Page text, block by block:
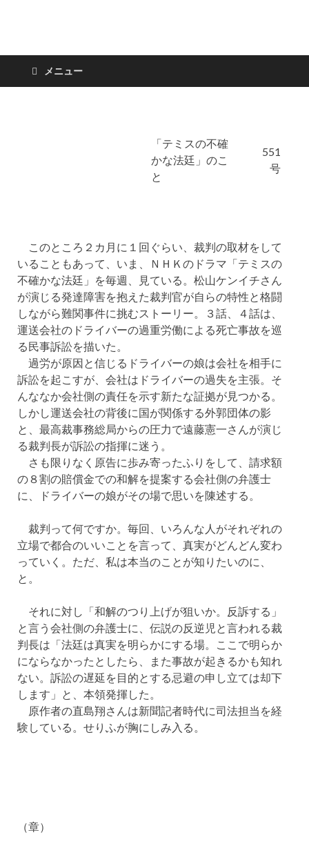
日々の新聞
メニュー
「テミスの不確
かな法廷」のこ
と
551
号
このところ２カ月に１回ぐらい、裁判の取材をして
いることもあって、いま、ＮＨＫのドラマ「テミスの
不確かな法廷」を毎週、見ている。松山ケンイチさん
が演じる発達障害を抱えた裁判官が自らの特性と格闘
しながら難関事件に挑むストーリー。３話、４話は、
運送会社のドライバーの過重労働による死亡事故を巡
る民事訴訟を描いた。
過労が原因と信じるドライバーの娘は会社を相手に
訴訟を起こすが、会社はドライバーの過失を主張。そ
んななか会社側の責任を示す新たな証拠が見つかる。
しかし運送会社の背後に国が関係する外郭団体の影
と、最高裁事務総局からの圧力で遠藤憲一さんが演じ
る裁判長が訴訟の指揮に迷う。
さも限りなく原告に歩み寄ったふりをして、請求額
の８割の賠償金での和解を提案する会社側の弁護士
に、ドライバーの娘がその場で思いを陳述する。
裁判って何ですか。毎回、いろんな人がそれぞれの
立場で都合のいいことを言って、真実がどんどん変わ
っていく。ただ、私は本当のことが知りたいのに、
と。
それに対し「和解のつり上げが狙いか。反訴する」
と言う会社側の弁護士に、伝説の反逆児と言われる裁
判長は「法廷は真実を明らかにする場。ここで明らか
にならなかったとしたら、また事故が起きるかも知れ
ない。訴訟の遅延を目的とする忌避の申し立ては却下
します」と、本領発揮した。
原作者の直島翔さんは新聞記者時代に司法担当を経
験している。せりふが胸にしみ入る。
（章）